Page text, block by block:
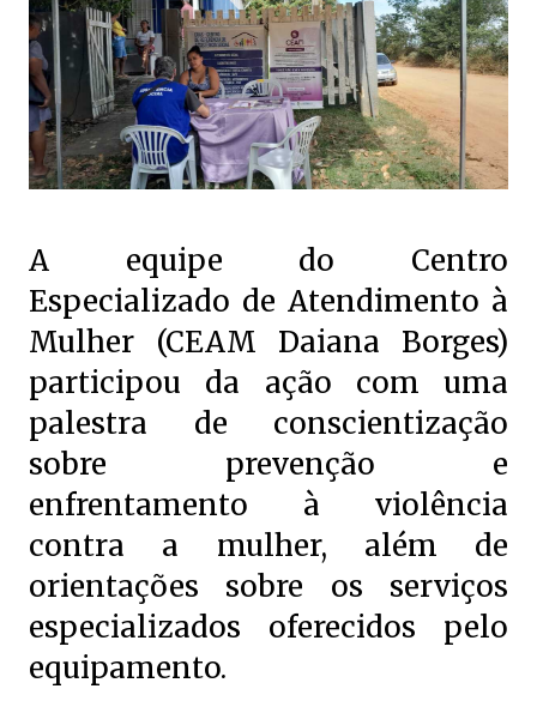
A equipe do Centro
Especializado de Atendimento à
Mulher (CEAM Daiana Borges)
participou da ação com uma
palestra de conscientização
sobre prevenção e
enfrentamento à violência
contra a mulher, além de
orientações sobre os serviços
especializados oferecidos pelo
equipamento.